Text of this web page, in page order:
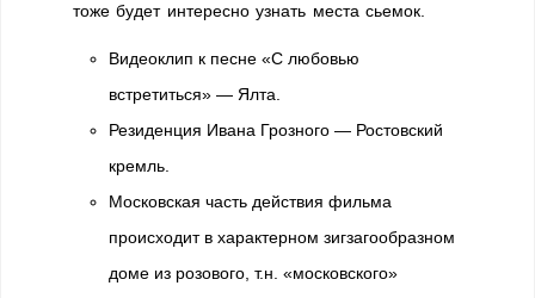
тоже будет интересно узнать места сьемок.
Видеоклип к песне «С любовью
встретиться» — Ялта.
Резиденция Ивана Грозного — Ростовский
кремль.
Московская часть действия фильма
происходит в характерном зигзагообразном
доме из розового, т.н. «московского»